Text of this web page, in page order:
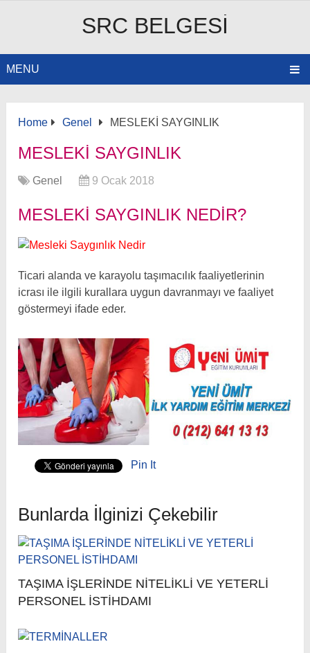
SRC BELGESI
MENU
Home Genel MESLEKİ SAYGINLIK
MESLEKİ SAYGINLIK
Genel 9 Ocak 2018
MESLEKI SAYGINLIK NEDIR?
Ticari alanda ve karayolu taşımacılık faaliyetlerinin
icrası ile ilgili kurallara uygun davranmayı ve faaliyet
göstermeyi ifade eder.
Pin It
Bunlarda İlginizi Çekebilir
TAŞIMA İŞLERİNDE NİTELİKLİ VE YETERLİ
PERSONEL İSTİHDAMI